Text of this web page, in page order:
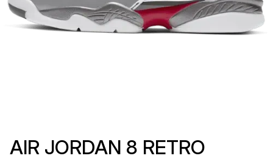
AIR JORDAN 8 RETRO